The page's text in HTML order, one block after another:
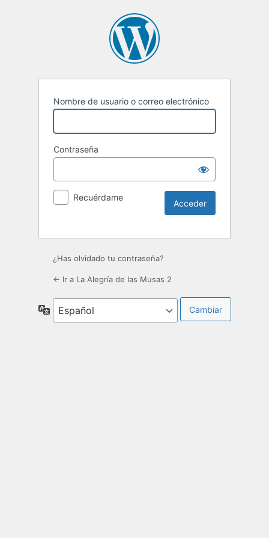
Nombre de usuario o correo electrónico
Contraseña
Recuérdame
¿Has olvidado tu contraseña?
← Ir a La Alegría de las Musas 2
Idioma